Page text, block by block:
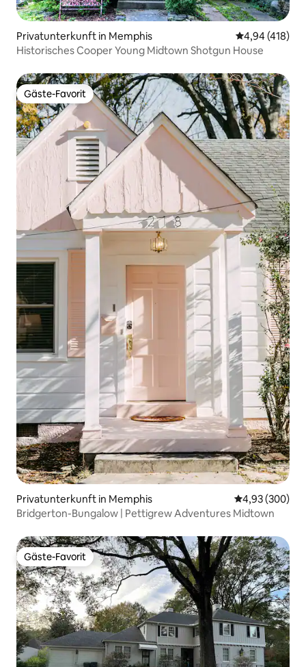
Privatunterkunft in Memphis
4,94 (418)
Historisches Cooper Young Midtown Shotgun House
Gäste-Favorit
Gäste-Favorit
Privatunterkunft in Memphis
4,93 (300)
Bridgerton-Bungalow | Pettigrew Adventures Midtown
Gäste-Favorit
Gäste-Favorit